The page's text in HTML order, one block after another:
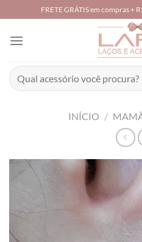
to
content
FRETE GRÁTIS em compras +
Pesquisar
por:
INÍCIO /